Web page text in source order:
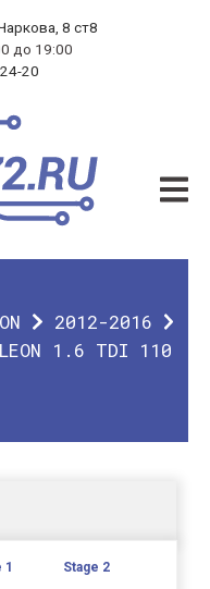
8 ст8
до 19:00
20
2012-2016
1.6 TDI 110
1 Stage 2